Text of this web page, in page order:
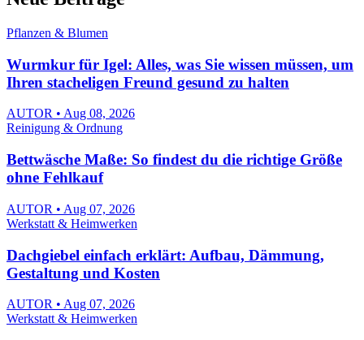
Pflanzen & Blumen
Wurmkur für Igel: Alles, was Sie wissen müssen, um
Ihren stacheligen Freund gesund zu halten
AUTOR • Aug 08, 2026
Reinigung & Ordnung
Bettwäsche Maße: So findest du die richtige Größe
ohne Fehlkauf
AUTOR • Aug 07, 2026
Werkstatt & Heimwerken
Dachgiebel einfach erklärt: Aufbau, Dämmung,
Gestaltung und Kosten
AUTOR • Aug 07, 2026
Werkstatt & Heimwerken